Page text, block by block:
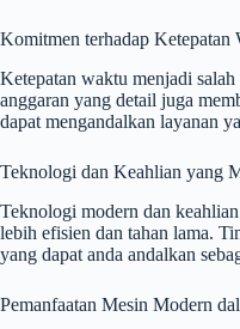
Komitmen terhadap Ketepatan
Ketepatan waktu menjadi
anggaran yang detail juga
dapat mengandalkan layanan
Teknologi dan Keahlian yang
Teknologi modern dan
lebih efisien dan tahan lama.
yang dapat anda andalkan
Pemanfaatan Mesin Modern